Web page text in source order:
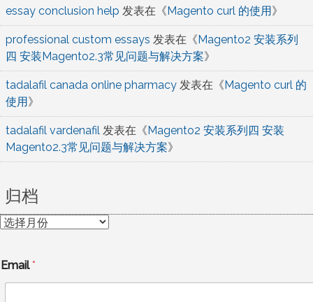
essay conclusion help 发表在《Magento curl 的使用》
professional custom essays 发表在《Magento2 安装系列
四 安装Magento2.3常见问题与解决方案》
tadalafil canada online pharmacy 发表在《Magento curl 的
使用》
tadalafil vardenafil 发表在《Magento2 安装系列四 安装
Magento2.3常见问题与解决方案》
归档
归
Email*